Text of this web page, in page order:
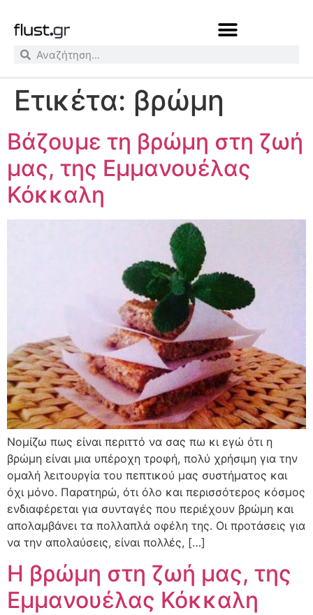
Ετικέτα: βρώμη
Βάζουμε τη βρώμη στη ζωή
μας, της Εμμανουέλας
Κόκκαλη
Νομίζω πως είναι περιττό να σας πω κι εγώ ότι η
βρώμη είναι μια υπέροχη τροφή, πολύ χρήσιμη για την
ομαλή λειτουργία του πεπτικού μας συστήματος και
όχι μόνο. Παρατηρώ, ότι όλο και περισσότερος κόσμος
ενδιαφέρεται για συνταγές που περιέχουν βρώμη και
απολαμβάνει τα πολλαπλά οφέλη της. Οι προτάσεις για
να την απολαύσεις, είναι πολλές, […]
Η βρώμη στη ζωή μας, της
Εμμανουέλας Κόκκαλη